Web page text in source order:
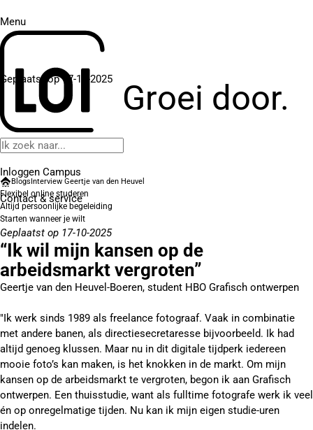
Menu
Groei door.
Inloggen Campus
Contact& service
Geplaatst op 17-10-2025
BlogsInterview Geertje van den Heuvel
Flexibel online studeren
Altijd persoonlijke begeleiding
Starten wanneer je wilt
Geplaatst op 17-10-2025
“Ik wil mijn kansen op de
arbeidsmarkt vergroten”
Geertje van den Heuvel-Boeren, student HBO Grafisch ontwerpen
"Ik werk sinds 1989 als freelance fotograaf. Vaak in combinatie
met andere banen, als directiesecretaresse bijvoorbeeld. Ik had
altijd genoeg klussen. Maar nu in dit digitale tijdperk iedereen
mooie foto’s kan maken, is het knokken in de markt. Om mijn
kansen op de arbeidsmarkt te vergroten, begon ik aan Grafisch
ontwerpen. Een thuisstudie, want als fulltime fotografe werk ik veel
én op onregelmatige tijden. Nu kan ik mijn eigen studie-uren
indelen.